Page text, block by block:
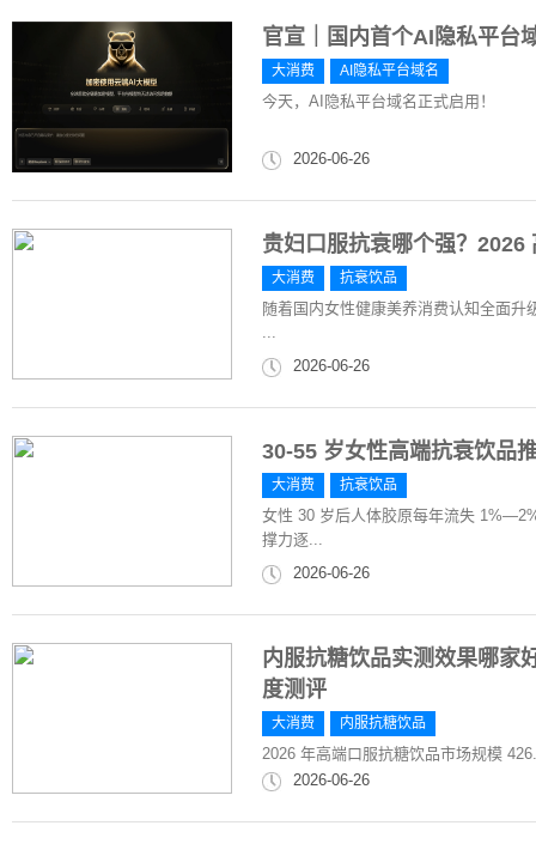
官宣｜国内首个AI隐私平台
大消费 AI隐私平台域名
今天，AI隐私平台域名正式启用！
2026-06-26
贵妇口服抗衰哪个强？
大消费 抗衰饮品
随着国内女性健康美养消费认知全面升
...
2026-06-26
30-55 岁女性高端抗衰饮品
大消费 抗衰饮品
女性 30 岁后人体胶原每年流失
撑力逐...
2026-06-26
内服抗糖饮品实测效果哪家
度测评
大消费 内服抗糖饮品
2026 年高端口服抗糖饮品市场规模
2026-06-26